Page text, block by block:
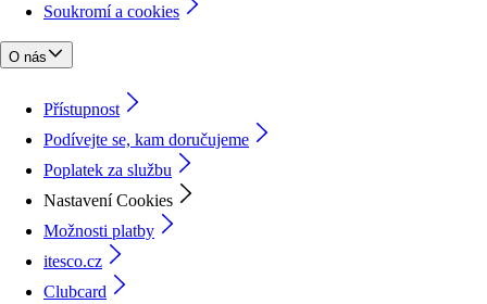
Soukromí a cookies
O nás
Přístupnost
Podívejte se, kam doručujeme
Poplatek za službu
Nastavení Cookies
Možnosti platby
itesco.cz
Clubcard